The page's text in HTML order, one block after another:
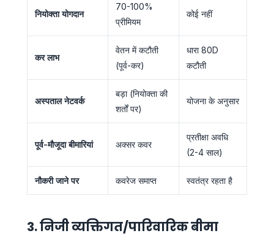
नियोक्ता योगदान
70-100%
प्रीमियम
कोई नहीं
कर लाभ
वेतन में कटौती
(पूर्व-कर)
धारा 80D
कटौती
अस्पताल नेटवर्क
बड़ा (नियोक्ता की
शर्तों पर)
योजना के अनुसार
पूर्व-मौजूदा बीमारियां अक्सर कवर
प्रतीक्षा अवधि
(2-4 साल)
नौकरी जाने पर कवरेज समाप्त स्वतंत्र रहता है
3. निजी व्यक्तिगत/पारिवारिक बीमा